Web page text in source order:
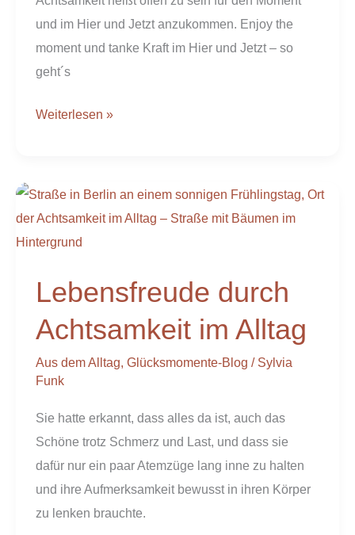
und im Hier und Jetzt anzukommen. Enjoy the
moment und tanke Kraft im Hier und Jetzt – so
geht´s
Weiterlesen »
Lebensfreude durch
Achtsamkeit im Alltag
Aus dem Alltag, Glücksmomente-Blog / Sylvia
Funk
Sie hatte erkannt, dass alles da ist, auch das
Schöne trotz Schmerz und Last, und dass sie
dafür nur ein paar Atemzüge lang inne zu halten
und ihre Aufmerksamkeit bewusst in ihren Körper
zu lenken brauchte.
Lebensfreude
durch
Achtsamkeit
Alltag